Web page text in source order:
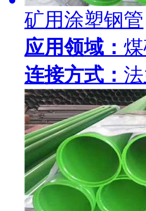
矿用涂塑钢管
应用领域：
连接方式：